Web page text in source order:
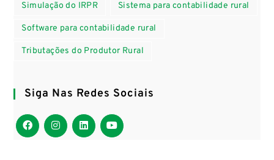
Simulação do IRPR Sistema para contabilidade rural
Software para contabilidade rural
Tributações do Produtor Rural
Siga Nas Redes Sociais